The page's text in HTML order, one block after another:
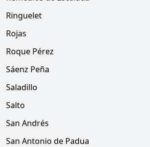
Ringuelet
Rojas
Roque Pérez
Sáenz Peña
Saladillo
Salto
San Andrés
San Antonio de Padua